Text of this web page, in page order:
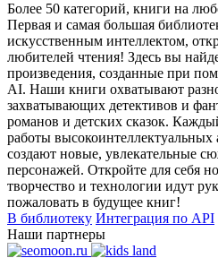
Более 50 категорий, книги на
Первая и самая большая
искусственным интеллектом,
любителей чтения! Здесь вы
произведения, созданные при
AI. Наши книги охватывают
захватывающих детективов и
романов и детских сказок.
работы высокоинтеллектуальных
создают новые, увлекательные
персонажей. Откройте для себя
творчество и технологии идут
пожаловать в будущее книг!
В библиотеку Интеграция по API
Наши партнеры